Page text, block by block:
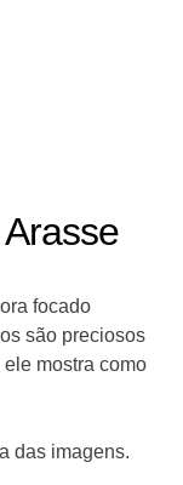
focado
são preciosos
mostra como
das imagens.